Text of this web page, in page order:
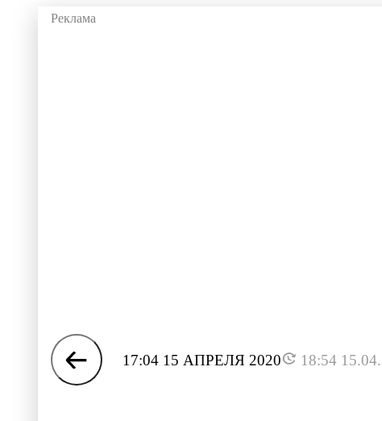
17:04 15 АПРЕЛЯ 2020 18:54